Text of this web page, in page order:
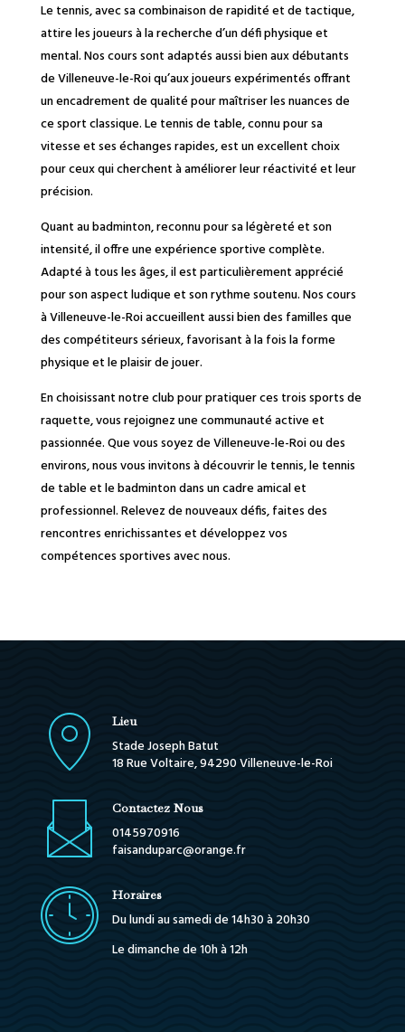
Le tennis, avec sa combinaison de rapidité et de tactique,
attire les joueurs à la recherche d’un défi physique et
mental. Nos cours sont adaptés aussi bien aux débutants
de Villeneuve-le-Roi qu’aux joueurs expérimentés offrant
un encadrement de qualité pour maîtriser les nuances de
ce sport classique. Le tennis de table, connu pour sa
vitesse et ses échanges rapides, est un excellent choix
pour ceux qui cherchent à améliorer leur réactivité et leur
précision.
Quant au badminton, reconnu pour sa légèreté et son
intensité, il offre une expérience sportive complète.
Adapté à tous les âges, il est particulièrement apprécié
pour son aspect ludique et son rythme soutenu. Nos cours
à Villeneuve-le-Roi accueillent aussi bien des familles que
des compétiteurs sérieux, favorisant à la fois la forme
physique et le plaisir de jouer.
En choisissant notre club pour pratiquer ces trois sports de
raquette, vous rejoignez une communauté active et
passionnée. Que vous soyez de Villeneuve-le-Roi ou des
environs, nous vous invitons à découvrir le tennis, le tennis
de table et le badminton dans un cadre amical et
professionnel. Relevez de nouveaux défis, faites des
rencontres enrichissantes et développez vos
compétences sportives avec nous.
Lieu
Stade Joseph Batut
18 Rue Voltaire, 94290 Villeneuve-le-Roi
Contactez Nous
0145970916
faisanduparc@orange.fr
Horaires
Du lundi au samedi de 14h30 à 20h30
Le dimanche de 10h à 12h